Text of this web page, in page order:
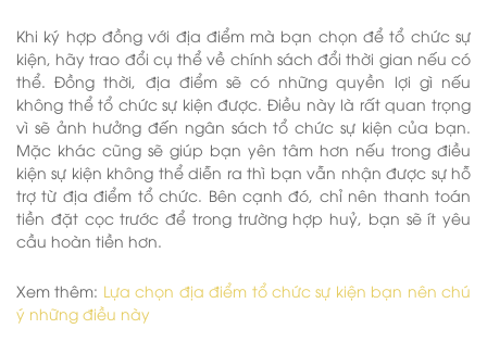
Khi ký hợp đồng với địa điểm mà bạn chọn để tổ chức sự
kiện, hãy trao đổi cụ thể về chính sách đổi thời gian nếu có
thể. Đồng thời, địa điểm sẽ có những quyền lợi gì nếu
không thể tổ chức sự kiện được. Điều này là rất quan trọng
vì sẽ ảnh hưởng đến ngân sách tổ chức sự kiện của bạn.
Mặc khác cũng sẽ giúp bạn yên tâm hơn nếu trong điều
kiện sự kiện không thể diễn ra thì bạn vẫn nhận được sự hỗ
trợ từ địa điểm tổ chức. Bên cạnh đó, chỉ nên thanh toán
tiền đặt cọc trước để trong trường hợp huỷ, bạn sẽ ít yêu
cầu hoàn tiền hơn.
Xem thêm: Lựa chọn địa điểm tổ chức sự kiện bạn nên chú
ý những điều này